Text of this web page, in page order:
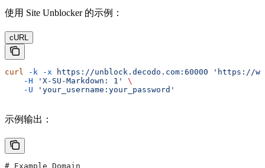
使用 Site Unblocker 的示例：
cURL
curl -k -x https://unblock.decodo.com:60000 'https://
    -H
'X-SU-Markdown: 1'
\
    -U
'your_username:your_password'
示例输出：
# Example Domain